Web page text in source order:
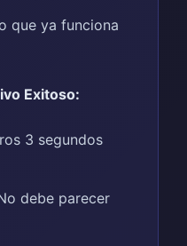
que ya funciona
Exitoso:
3 segundos
debe parecer